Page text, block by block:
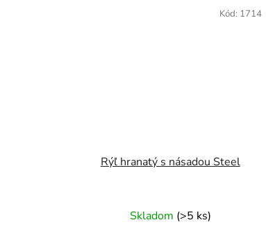
Rýľ hranatý s násadou Steel
Skladom (>5 ks)
Kód: 1714